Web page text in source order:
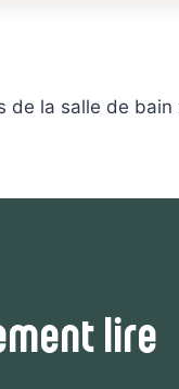
de la salle de bain
lire